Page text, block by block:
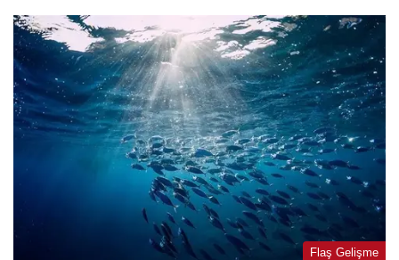
Flaş Gelişme